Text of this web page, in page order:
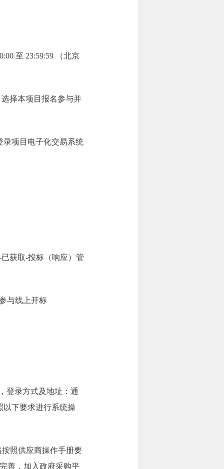
至 23:59:59 （北京
择本项目报名参与并
录项目电子化交易系统
获取-投标（响应）管
与线上开标
登录方式及地址：通
以下要求进行系统操
照供应商操作手册要
善，加入政府采购平